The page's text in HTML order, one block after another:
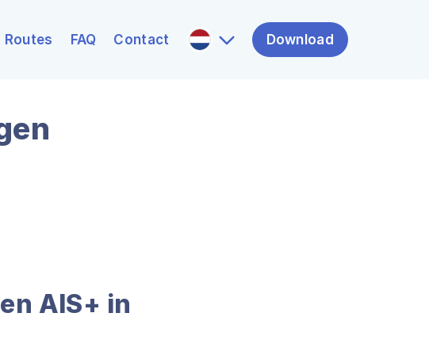
Routes FAQ Contact Download
AIS+ in